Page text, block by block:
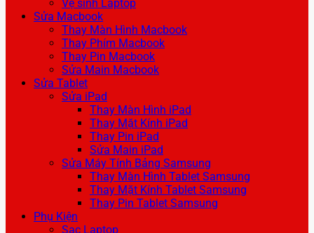
Vệ sinh Laptop
Sửa Macbook
Thay Màn Hình Macbook
Thay Phím Macbook
Thay Pin Macbook
Sửa Main Macbook
Sửa Tablet
Sửa iPad
Thay Màn Hình iPad
Thay Mặt Kính iPad
Thay Pin iPad
Sửa Main iPad
Sửa Máy Tính Bảng Samsung
Thay Màn Hình Tablet Samsung
Thay Mặt Kính Tablet Samsung
Thay Pin Tablet Samsung
Phụ Kiện
Sạc Laptop